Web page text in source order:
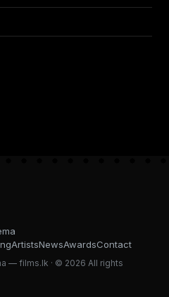
ArtistsNewsAwardsContact
— films.lk · © 2026 All rights